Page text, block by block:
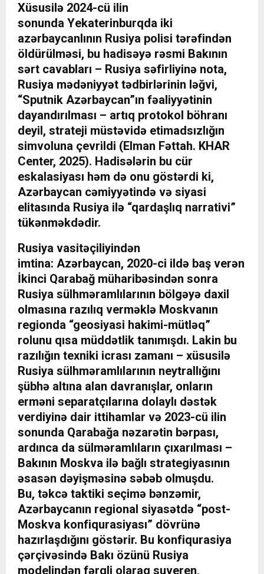
Xüsusilə 2024-cü ilin
sonunda Yekaterinburqda iki
azərbaycanlının Rusiya polisi tərəfindən
öldürülməsi, bu hadisəyə rəsmi Bakının
sərt cavabları – Rusiya səfirliyinə nota,
Rusiya mədəniyyət tədbirlərinin ləğvi,
“Sputnik Azərbaycan”ın fəaliyyətinin
dayandırılması – artıq protokol böhranı
deyil, strateji müstəvidə etimadsızlığın
simvoluna çevrildi (Elman Fəttah. KHAR
Center, 2025). Hadisələrin bu cür
eskalasiyası həm də onu göstərdi ki,
Azərbaycan cəmiyyətində və siyasi
elitasında Rusiya ilə “qardaşlıq narrativi”
tükənməkdədir.
Rusiya vasitəçiliyindən
imtina: Azərbaycan, 2020-ci ildə baş verən
İkinci Qarabağ müharibəsindən sonra
Rusiya sülhməramlılarının bölgəyə daxil
olmasına razılıq verməklə Moskvanın
regionda “geosiyasi hakimi-mütləq”
rolunu qısa müddətlik tanımışdı. Lakin bu
razılığın texniki icrası zamanı – xüsusilə
Rusiya sülhməramlılarının neytrallığını
şübhə altına alan davranışlar, onların
erməni separatçılarına dolaylı dəstək
verdiyinə dair ittihamlar və 2023-cü ilin
sonunda Qarabağa nəzarətin bərpası,
ardınca da sülməramlıların çıxarılması –
Bakının Moskva ilə bağlı strategiyasının
əsasən dəyişməsinə səbəb olmuşdu.
Bu, təkcə taktiki seçimə bənzəmir,
Azərbaycanın regional siyasətdə “post-
Moskva konfiqurasiyası” dövrünə
hazırlaşdığını göstərir. Bu konfiqurasiya
çərçivəsində Bakı özünü Rusiya
modelindən fərqli olaraq suveren,